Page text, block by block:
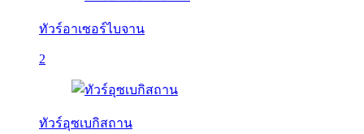
ทัวร์อาเซอร์ไบจาน
2
ทัวร์อุซเบกิสถาน